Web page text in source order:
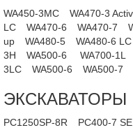
WA450-3MC WA470-3
LC
WA470-6 WA470-7
up
WA480-5 WA480-6 LC
3H
WA500-6 WA700-1L
3LC
WA500-6 WA500-7
ЭКСКАВАТОРЫ
PC1250SP-8R
PC400-7